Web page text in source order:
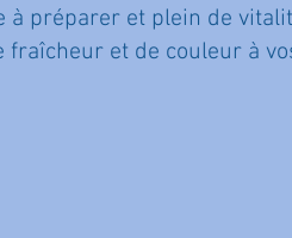
à préparer et plein de
fraîcheur et de couleur à